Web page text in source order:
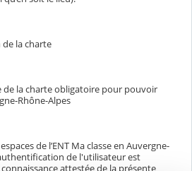
la charte
de la charte obligatoire pour pouvoir
Rhône-Alpes
de l’ENT Ma classe en Auvergne-
de l'utilisateur est
attestée de la présente